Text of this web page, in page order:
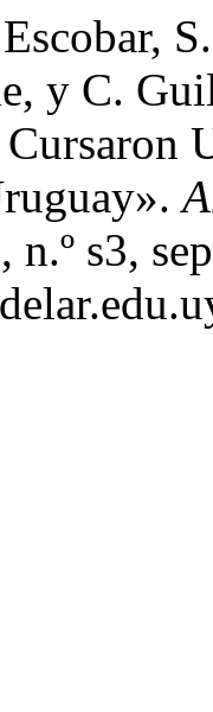
y C.
n.º s3,